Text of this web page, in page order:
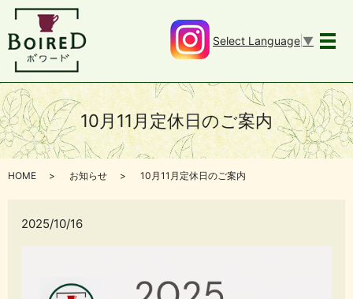
メ
Select Language ▼
10月11月定休日のご案内
HOME お知らせ 10月11月定休日のご案内
2025/10/16